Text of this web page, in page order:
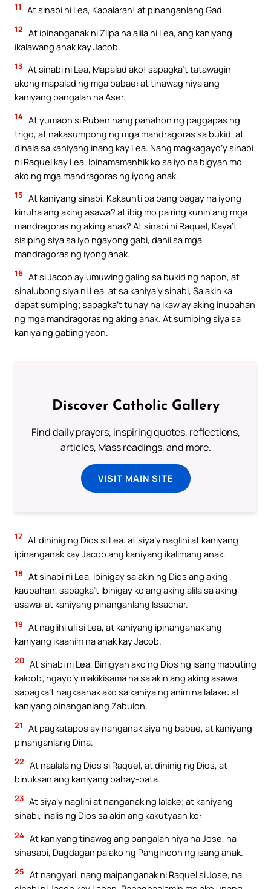
11 At sinabi ni Lea, Kapalaran! at pinanganlang Gad.
12 At ipinanganak ni Zilpa na alila ni Lea, ang kaniyang
ikalawang anak kay Jacob.
13 At sinabi ni Lea, Mapalad ako! sapagka’t tatawagin
akong mapalad ng mga babae: at tinawag niya ang
kaniyang pangalan na Aser.
14 At yumaon si Ruben nang panahon ng paggapas ng
trigo, at nakasumpong ng mga mandragoras sa bukid, at
dinala sa kaniyang inang kay Lea. Nang magkagayo’y sinabi
ni Raquel kay Lea, Ipinamamanhik ko sa iyo na bigyan mo
ako ng mga mandragoras ng iyong anak.
15 At kaniyang sinabi, Kakaunti pa bang bagay na iyong
kinuha ang aking asawa? at ibig mo pa ring kunin ang mga
mandragoras ng aking anak? At sinabi ni Raquel, Kaya’t
sisiping siya sa iyo ngayong gabi, dahil sa mga
mandragoras ng iyong anak.
16 At si Jacob ay umuwing galing sa bukid ng hapon, at
sinalubong siya ni Lea, at sa kaniya’y sinabi, Sa akin ka
dapat sumiping; sapagka’t tunay na ikaw ay aking inupahan
ng mga mandragoras ng aking anak. At sumiping siya sa
kaniya ng gabing yaon.
Discover Catholic Gallery
Find daily prayers, inspiring quotes, reflections,
articles, Mass readings, and more.
VISIT MAIN SITE
17 At dininig ng Dios si Lea: at siya’y naglihi at kaniyang
ipinanganak kay Jacob ang kaniyang ikalimang anak.
18 At sinabi ni Lea, Ibinigay sa akin ng Dios ang aking
kaupahan, sapagka’t ibinigay ko ang aking alila sa aking
asawa: at kaniyang pinanganlang Issachar.
19 At naglihi uli si Lea, at kaniyang ipinanganak ang
kaniyang ikaanim na anak kay Jacob.
20 At sinabi ni Lea, Binigyan ako ng Dios ng isang mabuting
kaloob; ngayo’y makikisama na sa akin ang aking asawa,
sapagka’t nagkaanak ako sa kaniya ng anim na lalake: at
kaniyang pinanganlang Zabulon.
21
At pagkatapos ay nanganak siya ng babae, at kaniyang
pinanganlang Dina.
22 At naalala ng Dios si Raquel, at dininig ng Dios, at
binuksan ang kaniyang bahay-bata.
23 At siya’y naglihi at nanganak ng lalake; at kaniyang
sinabi, Inalis ng Dios sa akin ang kakutyaan ko:
24 At kaniyang tinawag ang pangalan niya na Jose, na
sinasabi, Dagdagan pa ako ng Panginoon ng isang anak.
25 At nangyari, nang maipanganak ni Raquel si Jose, na